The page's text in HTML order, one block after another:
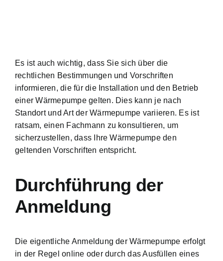
Es ist auch wichtig, dass Sie sich über die
rechtlichen Bestimmungen und Vorschriften
informieren, die für die Installation und den Betrieb
einer Wärmepumpe gelten. Dies kann je nach
Standort und Art der Wärmepumpe variieren. Es ist
ratsam, einen Fachmann zu konsultieren, um
sicherzustellen, dass Ihre Wärmepumpe den
geltenden Vorschriften entspricht.
Durchführung der
Anmeldung
Die eigentliche Anmeldung der Wärmepumpe erfolgt
in der Regel online oder durch das Ausfüllen eines